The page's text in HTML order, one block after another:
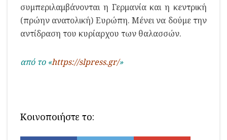
συμπεριλαμβάνονται η Γερμανία και η κεντρική
(πρώην ανατολική) Ευρώπη. Μένει να δούμε την
αντίδραση του κυρίαρχου των θαλασσών.
από το «https://slpress.gr/»
Κοινοποιήστε το: